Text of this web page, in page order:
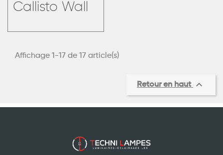
Callisto Wall
Affichage 1-17 de 17 article(s)
Retour en haut 